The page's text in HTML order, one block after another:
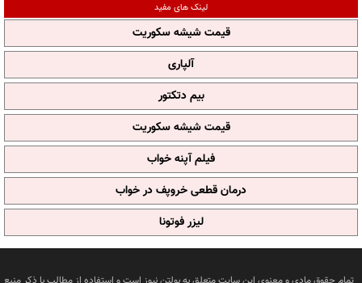
لینک های مفید
قیمت شیشه سکوریت
آلپاری
بیم دتکتور
قیمت شیشه سکوریت
فیلم آپنه خواب
درمان قطعی خروپف در خواب
لیزر فوتونا